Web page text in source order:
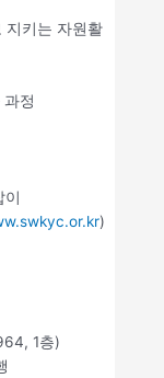
지키는 자원활
정
이
)
1층)